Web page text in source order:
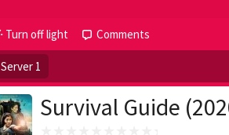
Turn off light Comments
Server 1
Survival Guide